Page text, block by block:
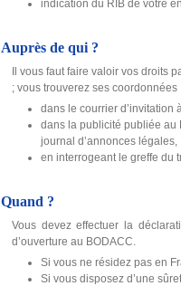
indication du RIB de votre
Auprès de qui ?
Il vous faut faire valoir vos droits
; vous trouverez ses coordonnées
dans le courrier d’invitation
dans la publicité publiée au
journal d’annonces légales,
en interrogeant le greffe du
Quand ?
Vous devez effectuer la
d’ouverture au BODACC.
Si vous ne résidez pas en
Si vous disposez d’une